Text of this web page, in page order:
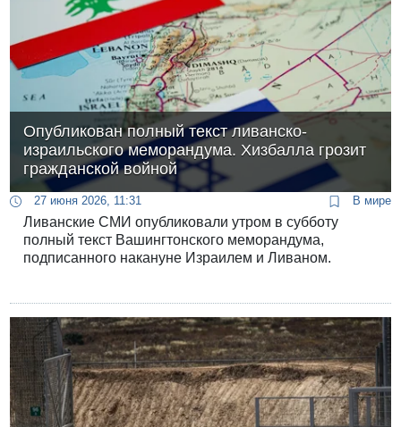
Опубликован полный текст ливанско-
израильского меморандума. Хизбалла грозит
гражданской войной
27 июня 2026, 11:31 В мире
Ливанские СМИ опубликовали утром в субботу
полный текст Вашингтонского меморандума,
подписанного накануне Израилем и Ливаном.